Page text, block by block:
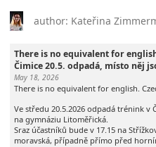
author: Kateřina
There is no equivalent for
Čimice 20.5. odpadá, místo něj
May 18, 2026
There is no equivalent for english.
Ve středu 20.5.2026 odpadá trénink v
na gymnáziu Litoměřická.
Sraz účastníků bude v 17.15 na
moravská, případně přímo před